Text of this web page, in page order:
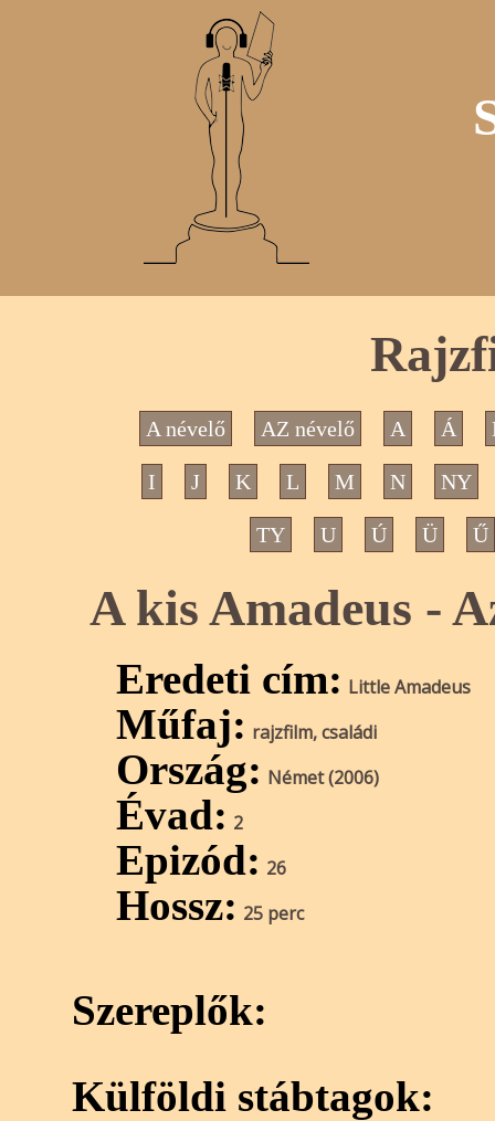
A névelő AZ névelő A Á
I J K L M N NY
TY U Ú Ü Ű
A kis Amadeus -
Eredeti cím: Little Amadeus
Műfaj: rajzfilm, családi
Ország: Német (2006)
Évad: 2
Epizód: 26
Hossz: 25 perc
Szereplők:
Külföldi stábtagok: